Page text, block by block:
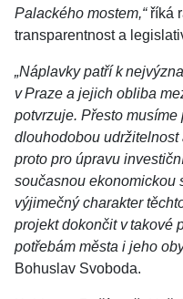
Palackého mostem,“říká
transparentnost a
„Náplavky patří k
v Praze a jejich obliba
potvrzuje. Přesto
dlouhodobou
proto pro úpravu
současnou ekonomickou
výjimečný charakter
projekt dokončit v takové
potřebám města i jeho
Bohuslav Svoboda.